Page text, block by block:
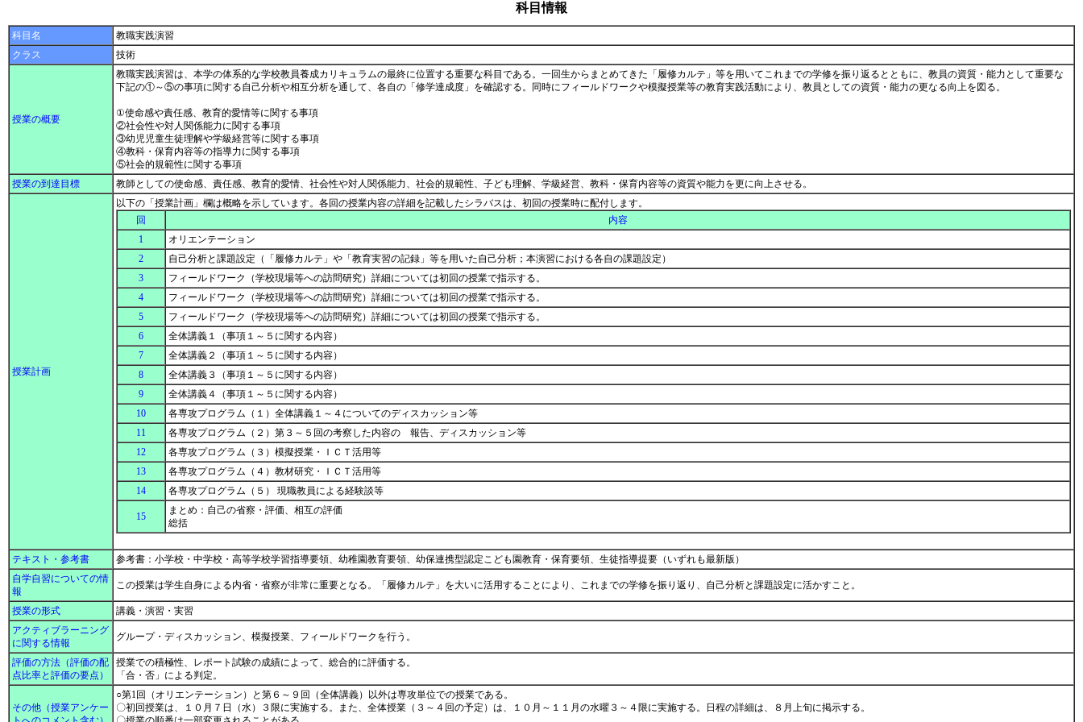
科目情報
科目名
教職実践演習
クラス
技術
授業の概要
教職実践演習は、本学の体系的な学校教員養成カリキュラムの最終に位置する重要な科目である。一回生からまとめてきた「履修カルテ」等を用いてこれまでの学修を振り返るとともに、教員の資質・能力として重要な
下記の①～⑤の事項に関する自己分析や相互分析を通して、各自の「修学達成度」を確認する。同時にフィールドワークや模擬授業等の教育実践活動により、教員としての資質・能力の更なる向上を図る。
①使命感や責任感、教育的愛情等に関する事項
②社会性や対人関係能力に関する事項
③幼児児童生徒理解や学級経営等に関する事項
④教科・保育内容等の指導力に関する事項
⑤社会的規範性に関する事項
授業の到達目標
教師としての使命感、責任感、教育的愛情、社会性や対人関係能力、社会的規範性、子ども理解、学級経営、教科・保育内容等の資質や能力を更に向上させる。
授業計画
以下の「授業計画」欄は概略を示しています。各回の授業内容の詳細を記載したシラバスは、初回の授業時に配付します。
回
内容
1
オリエンテーション
2
自己分析と課題設定（「履修カルテ」や「教育実習の記録」等を用いた自己分析；本演習における各自の課題設定）
3
フィールドワーク（学校現場等への訪問研究）詳細については初回の授業で指示する。
4
フィールドワーク（学校現場等への訪問研究）詳細については初回の授業で指示する。
5
フィールドワーク（学校現場等への訪問研究）詳細については初回の授業で指示する。
6
全体講義１（事項１～５に関する内容）
7
全体講義２（事項１～５に関する内容）
8
全体講義３（事項１～５に関する内容）
9
全体講義４（事項１～５に関する内容）
10
各専攻プログラム（１）全体講義１～４についてのディスカッション等
11
各専攻プログラム（２）第３～５回の考察した内容の 報告、ディスカッション等
12
各専攻プログラム（３）模擬授業・ＩＣＴ活用等
13
各専攻プログラム（４）教材研究・ＩＣＴ活用等
14
各専攻プログラム（５） 現職教員による経験談等
15
まとめ：自己の省察・評価、相互の評価
総括
テキスト・参考書
参考書：小学校・中学校・高等学校学習指導要領、幼稚園教育要領、幼保連携型認定こども園教育・保育要領、生徒指導提要（いずれも最新版）
自学自習についての情
報
この授業は学生自身による内省・省察が非常に重要となる。「履修カルテ」を大いに活用することにより、これまでの学修を振り返り、自己分析と課題設定に活かすこと。
授業の形式
講義・演習・実習
アクティブラーニング
に関する情報
グループ・ディスカッション、模擬授業、フィールドワークを行う。
評価の方法（評価の配
点比率と評価の要点）
授業での積極性、レポート試験の成績によって、総合的に評価する。
「合・否」による判定。
その他（授業アンケー
○第1回（オリエンテーション）と第６～９回（全体講義）以外は専攻単位での授業である。
〇初回授業は、１０月７日（水）３限に実施する。また、全体授業（３～４回の予定）は、１０月～１１月の水曜３～４限に実施する。日程の詳細は、８月上旬に掲示する。